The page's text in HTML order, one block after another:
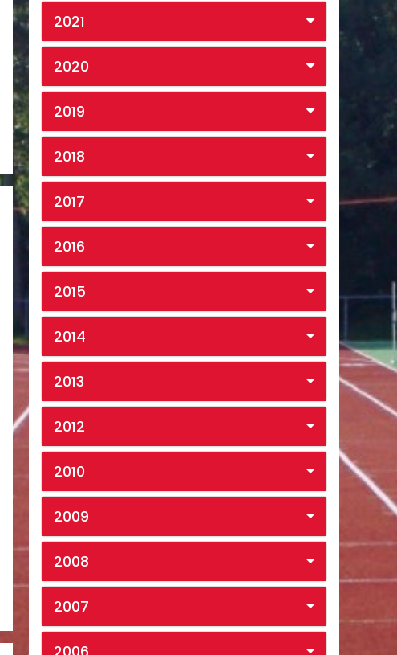
2021
2020
2019
2018
2017
2016
2015
2014
2013
2012
2010
2009
2008
2007